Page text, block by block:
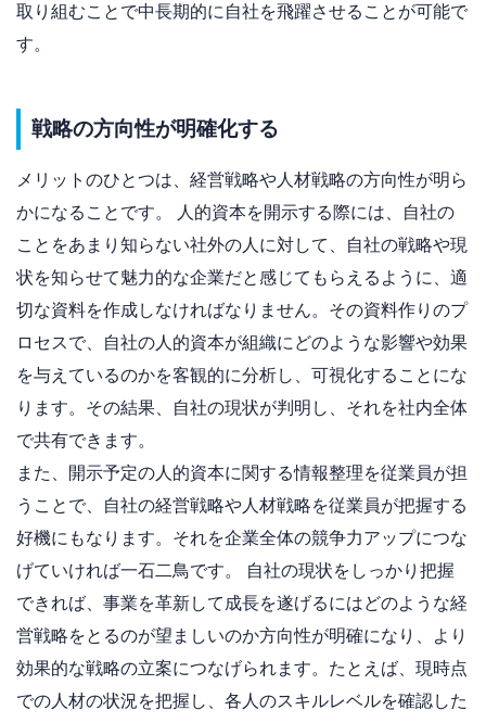
取り組むことで中長期的に自社を飛躍させることが可能で
す。
戦略の方向性が明確化する
メリットのひとつは、経営戦略や人材戦略の方向性が明ら
かになることです。 人的資本を開示する際には、自社の
ことをあまり知らない社外の人に対して、自社の戦略や現
状を知らせて魅力的な企業だと感じてもらえるように、適
切な資料を作成しなければなりません。その資料作りのプ
ロセスで、自社の人的資本が組織にどのような影響や効果
を与えているのかを客観的に分析し、可視化することにな
ります。その結果、自社の現状が判明し、それを社内全体
で共有できます。
また、開示予定の人的資本に関する情報整理を従業員が担
うことで、自社の経営戦略や人材戦略を従業員が把握する
好機にもなります。それを企業全体の競争力アップにつな
げていければ一石二鳥です。 自社の現状をしっかり把握
できれば、事業を革新して成長を遂げるにはどのような経
営戦略をとるのが望ましいのか方向性が明確になり、より
効果的な戦略の立案につなげられます。たとえば、現時点
での人材の状況を把握し、各人のスキルレベルを確認した